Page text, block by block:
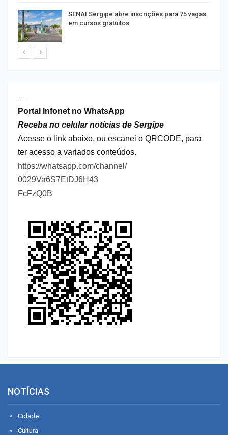
SENAI Sergipe abre inscrições para 75 vagas
em cursos gratuitos
----
Portal Infonet no WhatsApp
Receba no celular notícias de Sergipe
Acesse o link abaixo, ou escanei o QRCODE, para
ter acesso a variados conteúdos.
https://whatsapp.com/channel/
0029Va6S7EtDJ6H43
FcFzQ0B
NOTÍCIAS
Cidade
Cultura